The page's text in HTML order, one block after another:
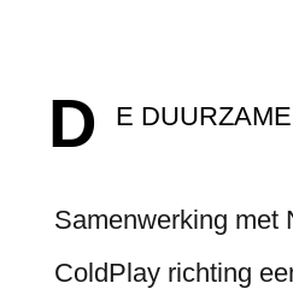
D E
Samenwerking met
ColdPlay richting